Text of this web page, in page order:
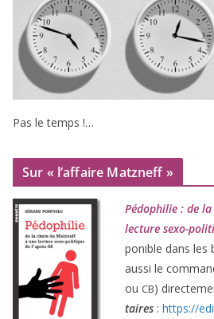
Pas le temps !…
Sur « l’affaire Matzneff »
Pédophilie : de
lec­ture sexo-
po­nible dans les
aus­si le
ou CB)
taires : https://​